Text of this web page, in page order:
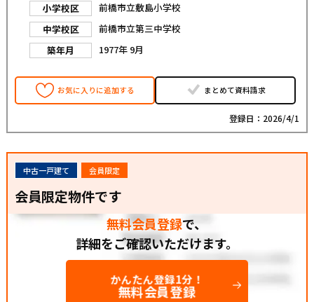
小学校区
前橋市立敷島小学校
中学校区
前橋市立第三中学校
築年月
1977年 9月
お気に入りに追加する まとめて資料請求
登録日：2026/4/1
中古一戸建て 会員限定
会員限定物件です
無料会員登録で、
詳細をご確認いただけます。
かんたん登録1分！
無料会員登録